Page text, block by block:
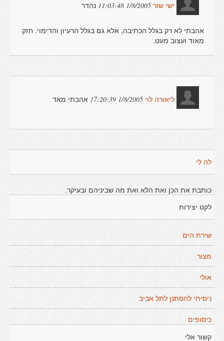
ישי שור 1/8/2005 11:03:48 נהדר
אהבתי לא רק בגלל הכתיבה, אלא גם בגלל הרעיון והדימוי. חזק
מאוד ועצוב מעט.
ליאורה לוי 1/8/2005 17:20:39 אהבתי מאד
לה לי
כותבת את הכן ואת הלא ואת מה שביניהם ובעיקר.
לקט יצירות
שירת הים
מצור
אולי
ניסיתי להסתנן לתל אביב
כיסופים
קשור אלי